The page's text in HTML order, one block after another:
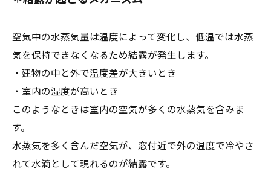
空気中の水蒸気量は温度によって変化し、低温では水蒸
気を保持できなくなるため結露が発生します。
・建物の中と外で温度差が大きいとき
・室内の湿度が高いとき
このようなときは室内の空気が多くの水蒸気を含みま
す。
水蒸気を多く含んだ空気が、窓付近で外の温度で冷やさ
れて水滴として現れるのが結露です。